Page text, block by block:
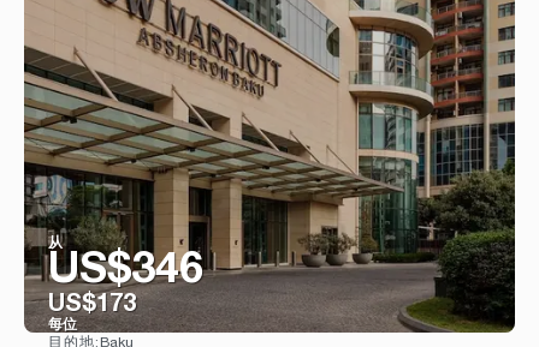
从
US$346
US$173
每位
目的地: Baku